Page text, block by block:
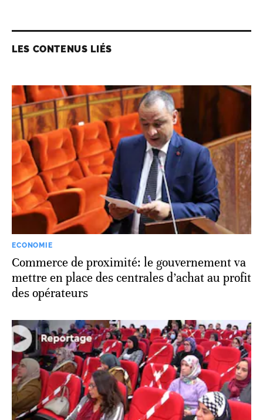
LES CONTENUS LIÉS
ECONOMIE
Commerce de proximité: le gouvernement va
mettre en place des centrales d’achat au profit
des opérateurs